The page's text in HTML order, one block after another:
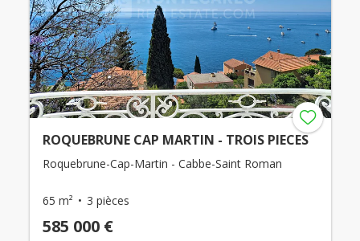
ROQUEBRUNE CAP MARTIN - TROIS PIECES
Roquebrune-Cap-Martin - Cabbe-Saint Roman
65 m² 3 pièces
585 000 €